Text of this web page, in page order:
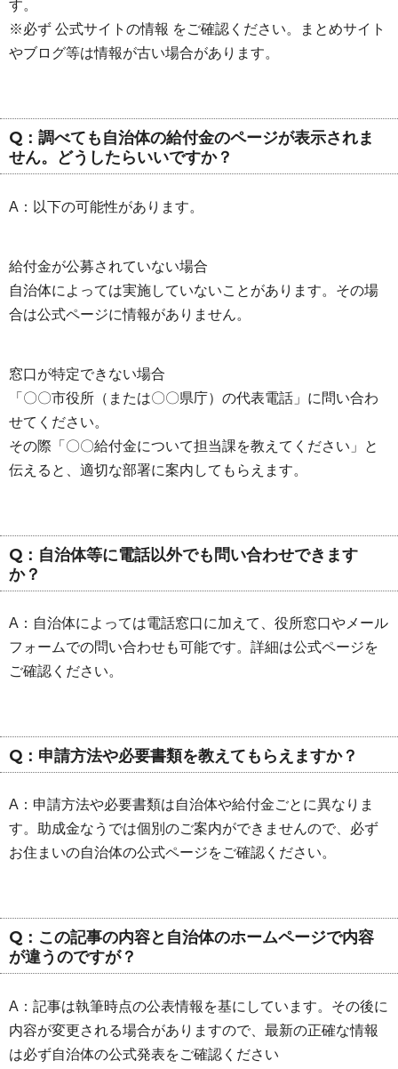
す。
※必ず 公式サイトの情報 をご確認ください。まとめサイト
やブログ等は情報が古い場合があります。
Q：調べても自治体の給付金のページが表示されま
せん。どうしたらいいですか？
A：以下の可能性があります。
給付金が公募されていない場合
自治体によっては実施していないことがあります。その場
合は公式ページに情報がありません。
窓口が特定できない場合
「〇〇市役所（または〇〇県庁）の代表電話」に問い合わ
せてください。
その際「〇〇給付金について担当課を教えてください」と
伝えると、適切な部署に案内してもらえます。
Q：自治体等に電話以外でも問い合わせできます
か？
A：自治体によっては電話窓口に加えて、役所窓口やメール
フォームでの問い合わせも可能です。詳細は公式ページを
ご確認ください。
Q：申請方法や必要書類を教えてもらえますか？
A：申請方法や必要書類は自治体や給付金ごとに異なりま
す。助成金なうでは個別のご案内ができませんので、必ず
お住まいの自治体の公式ページをご確認ください。
Q：この記事の内容と自治体のホームページで内容
が違うのですが？
A：記事は執筆時点の公表情報を基にしています。その後に
内容が変更される場合がありますので、最新の正確な情報
は必ず自治体の公式発表をご確認ください